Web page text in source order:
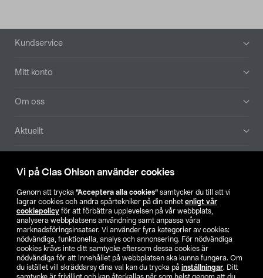
Vi på Clas Ohlson använder cookies
Genom att trycka ”Acceptera alla cookies” samtycker du till att vi
lagrar cookies och andra spårtekniker på din enhet enligt vår
cookiepolicy för att förbättra upplevelsen på vår webbplats,
analysera webbplatsens användning samt anpassa våra
marknadsföringsinsatser. Vi använder fyra kategorier av cookies:
nödvändiga, funktionella, analys och annonsering. För nödvändiga
cookies krävs inte ditt samtycke eftersom dessa cookies är
nödvändiga för att innehållet på webbplatsen ska kunna fungera. Om
du istället vill skräddarsy dina val kan du trycka på inställningar. Ditt
Sidfot
Kundservice
Mitt konto
Om oss
Aktuellt
Hitta butik
SE NO FI